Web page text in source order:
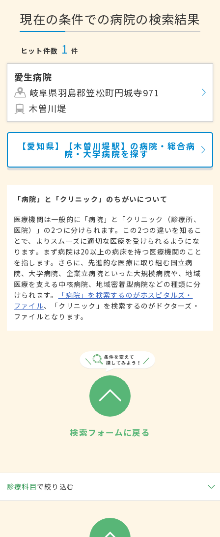
現在の条件での病院の検索結果
ヒット件数 1 件
愛生病院
岐阜県羽島郡笠松町円城寺971
木曽川堤
【愛知県】【木曽川堤駅】の病院・総合病
院・大学病院を探す
「病院」と「クリニック」のちがいについて
医療機関は一般的に「病院」と「クリニック（診療所、
医院）」の2つに分けられます。この2つの違いを知るこ
とで、よりスムーズに適切な医療を受けられるようにな
ります。まず病院は20以上の病床を持つ医療機関のこと
を指します。さらに、先進的な医療に取り組む国立病
院、大学病院、企業立病院といった大規模病院や、地域
医療を支える中核病院、地域密着型病院などの種類に分
けられます。
「病院」を検索するのがホスピタルズ・
ファイル、「クリニック」を検索するのがドクターズ・
ファイルとなります。
検索フォームに戻る
診療科目で絞り込む